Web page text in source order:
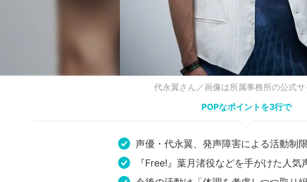
代永翼さん／画像は所属事務所の公式サ
POPなポイントを3行で
声優・代永翼、発声障害による活動制
『Free!』葉月渚役などを手がけた人気